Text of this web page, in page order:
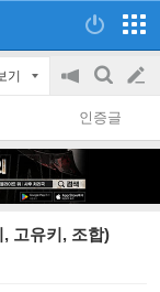
기
공
on/off
검
색
글
쓰
인증글
, 고유키, 조합)